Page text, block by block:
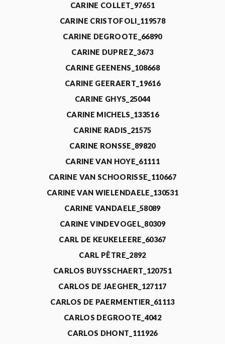
CARINE COLLET_97651
CARINE CRISTOFOLI_119578
CARINE DEGROOTE_66890
CARINE DUPREZ_3673
CARINE GEENENS_108668
CARINE GEERAERT_19616
CARINE GHYS_25044
CARINE MICHELS_133516
CARINE RADIS_21575
CARINE RONSSE_89820
CARINE VAN HOYE_61111
CARINE VAN SCHOORISSE_110667
CARINE VAN WIELENDAELE_130531
CARINE VANDAELE_58089
CARINE VINDEVOGEL_80309
CARL DE KEUKELEERE_60367
CARL PÊTRE_2892
CARLOS BUYSSCHAERT_120751
CARLOS DE JAEGHER_127117
CARLOS DE PAERMENTIER_61113
CARLOS DEGROOTE_4042
CARLOS DHONT_111926